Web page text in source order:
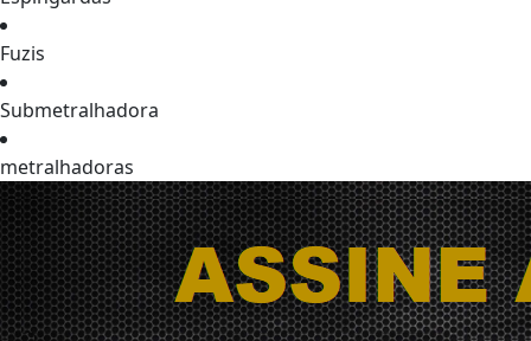
Fuzis
Submetralhadora
metralhadoras